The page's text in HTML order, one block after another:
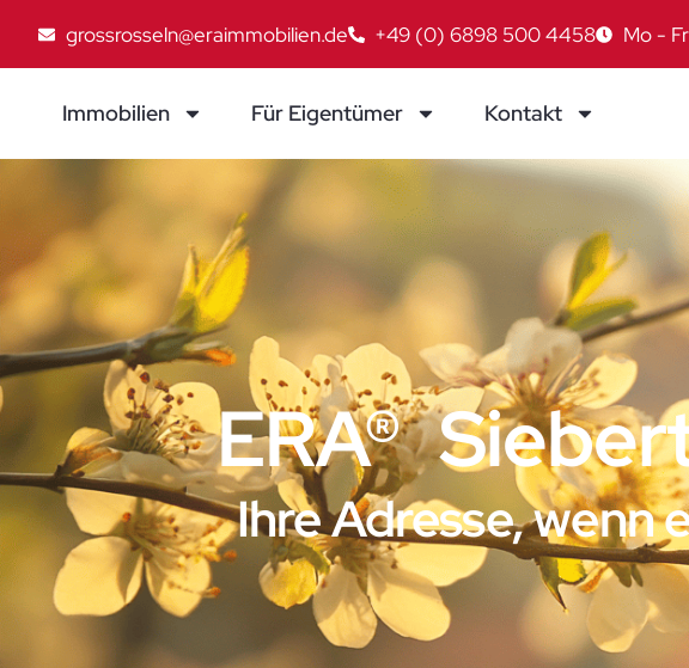
grossrosseln@eraimmobilien.de +49 (0) 6898 500 4458 Mo -
Immobilien Für Eigentümer Kontakt
ERA®
Ihre Adresse, wenn